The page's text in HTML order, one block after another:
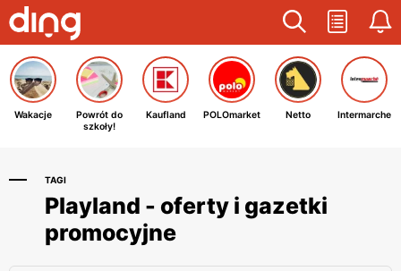
Wakacje
Powrót do
szkoły!
Kaufland POLOmarket Netto Intermarche
TAGI
Playland - oferty i gazetki
promocyjne